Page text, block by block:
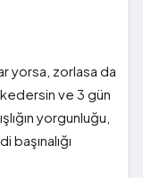
yorsa, zorlasa da
ve 3 gün
yorgunluğu,